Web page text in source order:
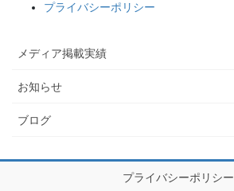
プライバシーポリシー
メディア掲載実績
お知らせ
ブログ
プライバシーポリシー